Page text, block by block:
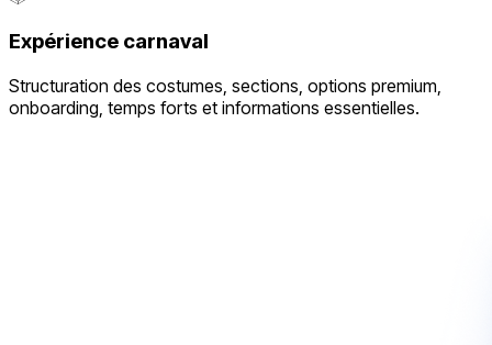
Expérience carnaval
Structuration des costumes, sections, options premium,
onboarding, temps forts et informations essentielles.